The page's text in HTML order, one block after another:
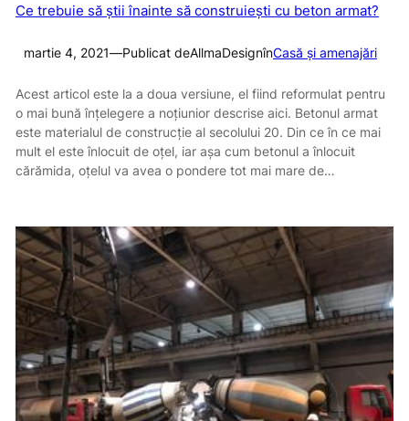
Ce trebuie să știi înainte să construiești cu beton armat?
martie 4, 2021—Publicat deAllmaDesignînCasă și amenajări
Acest articol este la a doua versiune, el fiind reformulat pentru
o mai bună înțelegere a noțiunior descrise aici. Betonul armat
este materialul de construcție al secolului 20. Din ce în ce mai
mult el este înlocuit de oțel, iar așa cum betonul a înlocuit
cărămida, oțelul va avea o pondere tot mai mare de…